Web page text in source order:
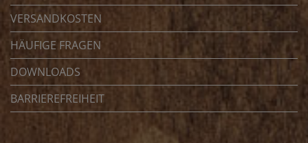
VERSANDKOSTEN
HÄUFIGE FRAGEN
DOWNLOADS
BARRIEREFREIHEIT